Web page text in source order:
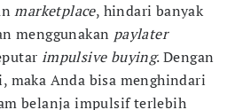
marketplace, hindari banyak
menggunakan paylater
impulsive buying. Dengan
maka Anda bisa menghindari
belanja impulsif terlebih